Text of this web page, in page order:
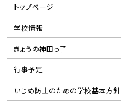
トップページ
学校情報
きょうの神田っ子
行事予定
いじめ防止のための学校基本方針